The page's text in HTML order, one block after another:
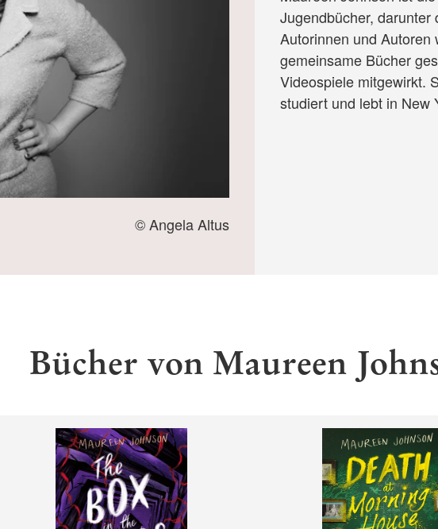
© Angela Altus
Jugendbücher,
Autorinnen und Autoren
gemeinsame Bücher
Videospiele mitgewirkt.
studiert und lebt in New
Bücher von Maureen